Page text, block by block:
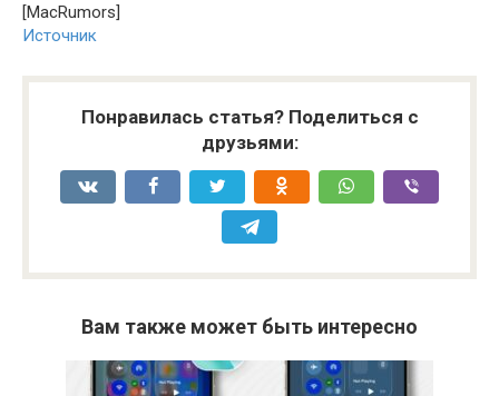
[MacRumors]
Источник
Понравилась статья? Поделиться с
друзьями:
Вам также может быть интересно